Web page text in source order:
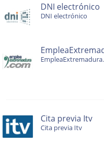
DNI electrónico
DNI electrónico
Cita previa Itv
Cita previa Itv